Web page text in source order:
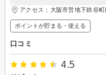
アクセス：大阪市営地下鉄谷
ポイントが貯まる・使える
口コミ
4.5